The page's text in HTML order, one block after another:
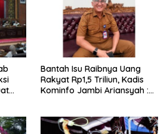
Bantah Isu Raibnya Uang
Rakyat Rp1,5 Triliun, Kadis
Kominfo Jambi Ariansyah :
Sejak 2002